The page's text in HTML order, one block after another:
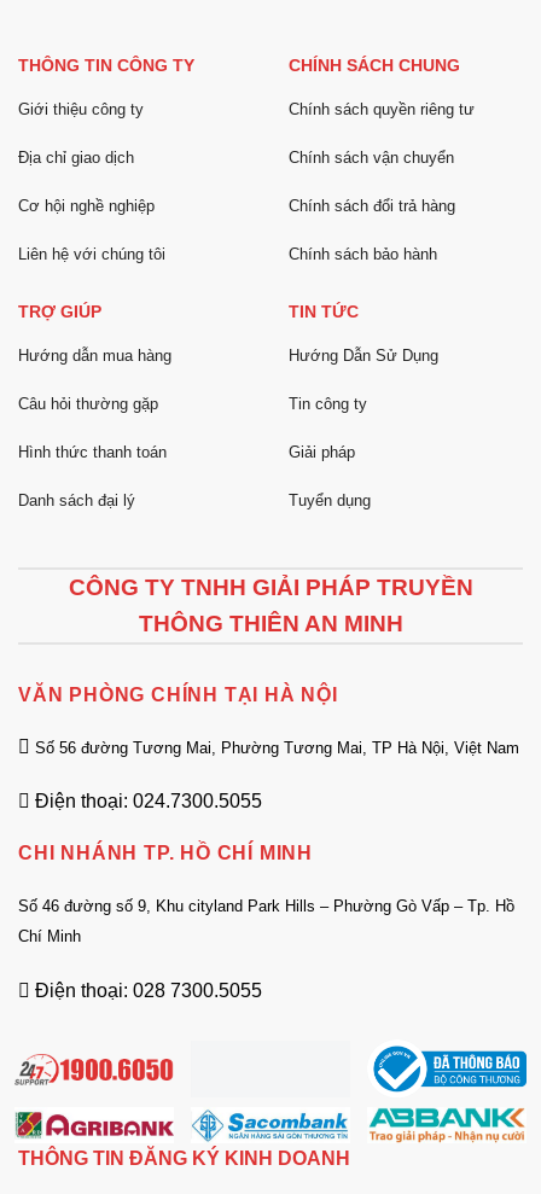
THÔNG TIN CÔNG TY
Giới thiệu công ty
Địa chỉ giao dịch
Cơ hội nghề nghiệp
Liên hệ với chúng tôi
CHÍNH SÁCH CHUNG
Chính sách quyền riêng tư
Chính sách vận chuyển
Chính sách đổi trả hàng
Chính sách bảo hành
TRỢ GIÚP
Hướng dẫn mua hàng
Câu hỏi thường gặp
Hình thức thanh toán
Danh sách đại lý
TIN TỨC
Hướng Dẫn Sử Dụng
Tin công ty
Giải pháp
Tuyển dụng
CÔNG TY TNHH GIẢI PHÁP TRUYỀN
THÔNG THIÊN AN MINH
VĂN PHÒNG CHÍNH TẠI HÀ NỘI
Số 56 đường Tương Mai, Phường Tương Mai, TP Hà Nội, Việt Nam
Điện thoại: 024.7300.5055
CHI NHÁNH TP. HỒ CHÍ MINH
Số 46 đường số 9, Khu cityland Park Hills – Phường Gò Vấp – Tp. Hồ
Chí Minh
Điện thoại: 028 7300.5055
THÔNG TIN ĐĂNG KÝ KINH DOANH